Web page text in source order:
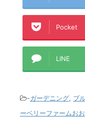
Pocket
LINE
-ガーデニング, ブ
ーベリーファームお